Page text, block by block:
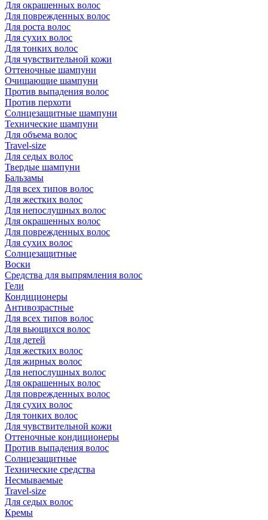
Для окрашенных волос
Для поврежденных волос
Для роста волос
Для сухих волос
Для тонких волос
Для чувствительной кожи
Оттеночные шампуни
Очищающие шампуни
Против выпадения волос
Против перхоти
Солнцезащитные шампуни
Технические шампуни
Для объема волос
Travel-size
Для седых волос
Твердые шампуни
Бальзамы
Для всех типов волос
Для жестких волос
Для непослушных волос
Для окрашенных волос
Для поврежденных волос
Для сухих волос
Солнцезащитные
Воски
Средства для выпрямления волос
Гели
Кондиционеры
Антивозрастные
Для всех типов волос
Для вьющихся волос
Для детей
Для жестких волос
Для жирных волос
Для непослушных волос
Для окрашенных волос
Для поврежденных волос
Для сухих волос
Для тонких волос
Для чувствительной кожи
Оттеночные кондиционеры
Против выпадения волос
Солнцезащитные
Технические средства
Несмываемые
Travel-size
Для седых волос
Кремы